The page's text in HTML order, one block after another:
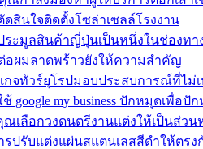
ดสินใจติดตั้งโซล่าเซลล์โรงงาน
ระมูลสินค้าญี่ปุ่นเป็นหนึ่งในช่องทา
อผมลาดพร้าวยังให้ความสำคัญ
กจทัวร์ยุโรปมอบประสบการณ์ที่ไม่
ช้ google my business ปักหมุดเพื่อ
ณเลือกวงดนตรีงานแต่งให้เป็นส่วน
รปรับแต่งแผ่นสแตนเลสสีดำให้ตรง